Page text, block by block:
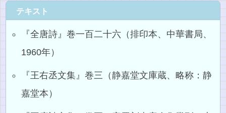
テキスト
『全唐詩』巻一百二十六（排印本、中華書局、
1960年）
『王右丞文集』巻三（静嘉堂文庫蔵、略称：静
嘉堂本）